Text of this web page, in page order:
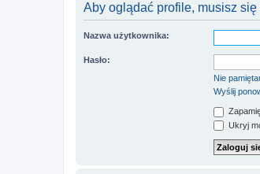
Aby oglądać profile, musisz
Nazwa użytkownika:
Hasło:
Nie
Wyślij
Ukryj